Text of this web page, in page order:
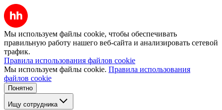
Мы используем файлы cookie, чтобы обеспечивать
правильную работу нашего веб-сайта и анализировать сетевой
трафик.
Правила использования файлов cookie
Мы используем файлы cookie. Правила использования
файлов cookie
Понятно
Ищу сотрудника